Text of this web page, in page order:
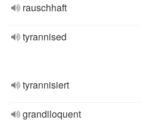
rauschhaft
tyrannised
tyrannisiert
grandiloquent